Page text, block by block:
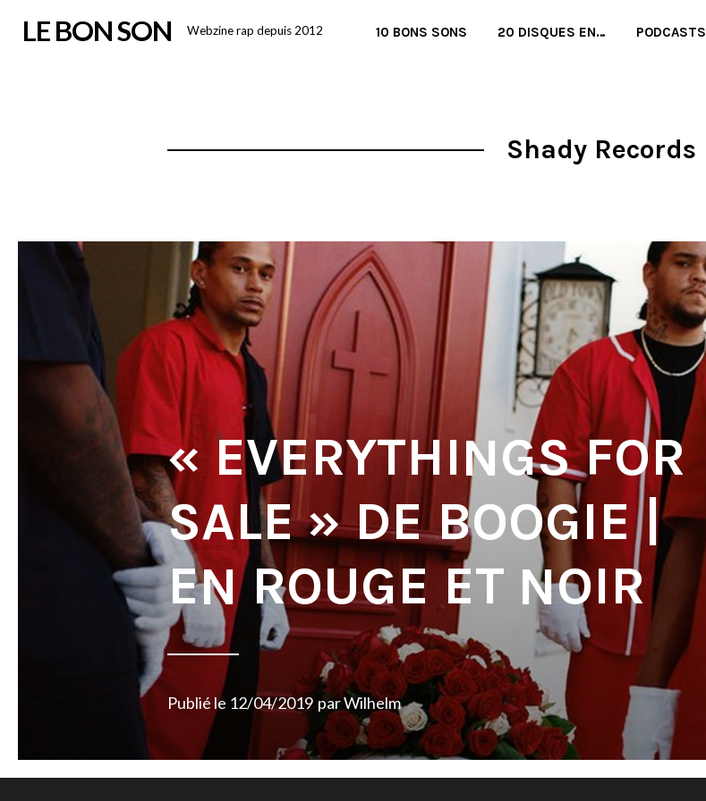
LE BON SON Webzine rap depuis 2012 10 BONS SONS 20 DISQUES EN… PODCASTS
Shady Records
« EVERYTHINGS FOR
SALE » DE BOOGIE |
EN ROUGE ET NOIR
Publié le 12/04/2019 parWilhelm